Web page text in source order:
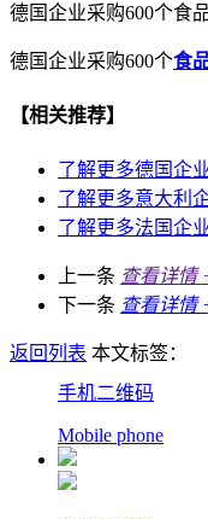
德国企业采购600个食
德国企业采购600个食
【相关推荐】
了解更多德国企
了解更多意大利
了解更多法国企
上一条 查看详情
下一条 查看详情
返回列表 本文标签：
手机二维码
Mobile phone